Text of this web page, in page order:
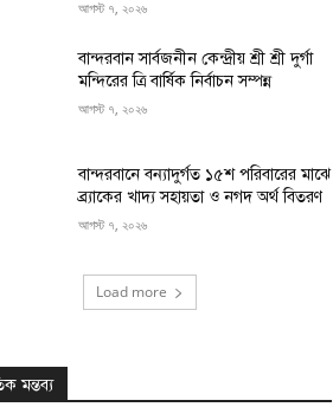
আগস্ট ৭, ২০২৬
বান্দরবান সার্বজনীন কেন্দ্রীয় শ্রী শ্রী দুর্গা
মন্দিরের ত্রি বার্ষিক নির্বাচন সম্পন্ন
আগস্ট ৭, ২০২৬
বান্দরবানে বন্যাদুর্গত ১৫শ পরিবারের মাঝে
ব্র্যাকের খাদ্য সহায়তা ও নগদ অর্থ বিতরণ
আগস্ট ৭, ২০২৬
Load more
মন্তব্য